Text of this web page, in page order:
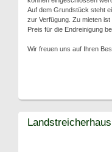
Auf dem Grundstück steht
zur Verfügung. Zu mieten
Preis für die Endreinigung
Wir freuen uns auf Ihren
Landstreicherhaus